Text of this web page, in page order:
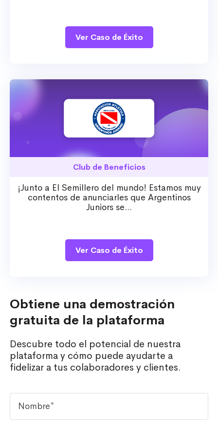
Ver Caso de Éxito
Club de Beneficios
¡Junto a El Semillero del mundo! Estamos muy
contentos de anunciarles que Argentinos
Juniors se...
Ver Caso de Éxito
Obtiene una demostración
gratuita de la plataforma
Descubre todo el potencial de nuestra
plataforma y cómo puede ayudarte a
fidelizar a tus colaboradores y clientes.